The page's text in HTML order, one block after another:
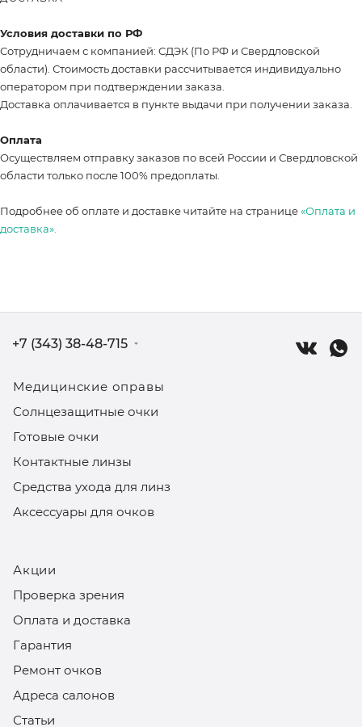
Условия доставки по РФ
Сотрудничаем с компанией: СДЭК (По РФ и Свердловской
области). Стоимость доставки рассчитывается индивидуально
оператором при подтверждении заказа.
Доставка оплачивается в пункте выдачи при получении заказа.
Оплата
Осуществляем отправку заказов по всей России и Свердловской
области только после 100% предоплаты.
Подробнее об оплате и доставке читайте на странице«Оплата и
доставка».
Медицинские оправы
Солнцезащитные очки
Готовые очки
Контактные линзы
Средства ухода для линз
Аксессуары для очков
Акции
Проверка зрения
Оплата и доставка
Гарантия
Ремонт очков
Адреса салонов
Статьи
+7 (343) 38-48-715